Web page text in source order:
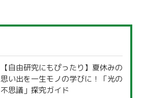
【自由研究にもぴったり】夏休みの
思い出を一生モノの学びに！「光の
不思議」探究ガイド